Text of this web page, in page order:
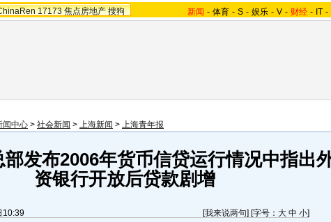
17173 焦点房地产 搜狗 新闻 - 体育 - S - 娱乐 - V - 财经 - IT -
闻中心 > 社会新闻 > 上海新闻 > 上海青年报
部发布2006年货币信贷运行情况中指出
资银行开放后贷款剧增
10:39 [我来说两句] [字号： 大 中 小]